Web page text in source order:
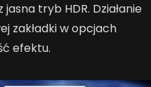
tryb HDR. Działanie
zakładki w opcjach
efektu.